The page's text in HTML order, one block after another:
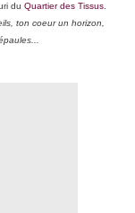
du Quartier des Tissus
ton coeur un horizon,